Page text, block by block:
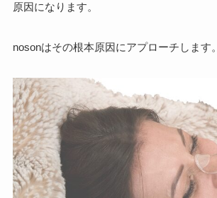
原因になります。
nosonはその根本原因にアプローチします。